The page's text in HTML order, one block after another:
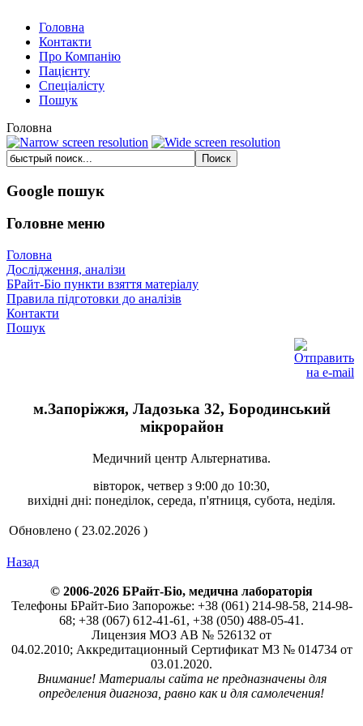
Головна
Контакти
Про Компанію
Пацієнту
Спеціалісту
Пошук
Головна
Google пошук
Головне меню
Головна
Дослідження, аналізи
БРайт-Біо пункти взяття матеріалу
Правила підготовки до аналізів
Контакти
Пошук
м.Запоріжжя, Ладозька 32, Бородинський
мікрорайон
Медичний центр Альтернатива.
вівторок, четвер з 9:00 до 10:30,
вихідні дні: понеділок, середа, п'ятниця, субота, неділя.
Обновлено ( 23.02.2026 )
Назад
© 2006-2026 БРайт-Біо, медична лабораторія
Телефоны БРайт-Био Запорожье: +38 (061) 214-98-58, 214-98-
68; +38 (067) 612-41-61, +38 (050) 488-05-41.
Лицензия МОЗ АВ № 526132 от
04.02.2010; Аккредитационный Сертификат М3 № 014734 от
03.01.2020.
Внимание! Материалы сайта не предназначены для
определения диагноза, равно как и для самолечения!